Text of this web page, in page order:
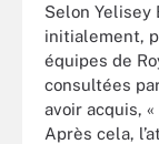
Selon Yelisey
initialement,
équipes de
consultées
avoir acquis,
Après cela,